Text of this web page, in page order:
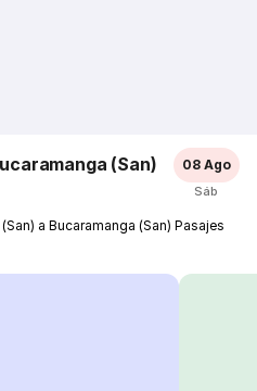
(San) 08 Ago
Sáb
a Bucaramanga (San) Pasajes